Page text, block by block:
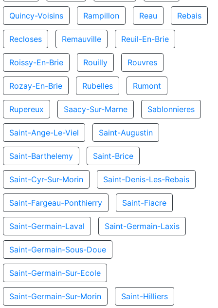
Quincy-Voisins Rampillon Reau Rebais
Recloses Remauville Reuil-En-Brie
Roissy-En-Brie Rouilly Rouvres
Rozay-En-Brie Rubelles Rumont
Rupereux Saacy-Sur-Marne Sablonnieres
Saint-Ange-Le-Viel Saint-Augustin
Saint-Barthelemy Saint-Brice
Saint-Cyr-Sur-Morin Saint-Denis-Les-Rebais
Saint-Fargeau-Ponthierry Saint-Fiacre
Saint-Germain-Laval Saint-Germain-Laxis
Saint-Germain-Sous-Doue
Saint-Germain-Sur-Ecole
Saint-Germain-Sur-Morin Saint-Hilliers